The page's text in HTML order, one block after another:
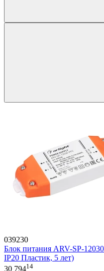
039230
Блок питания ARV-SP-
IP20 Пластик, 5 лет)
30 79414